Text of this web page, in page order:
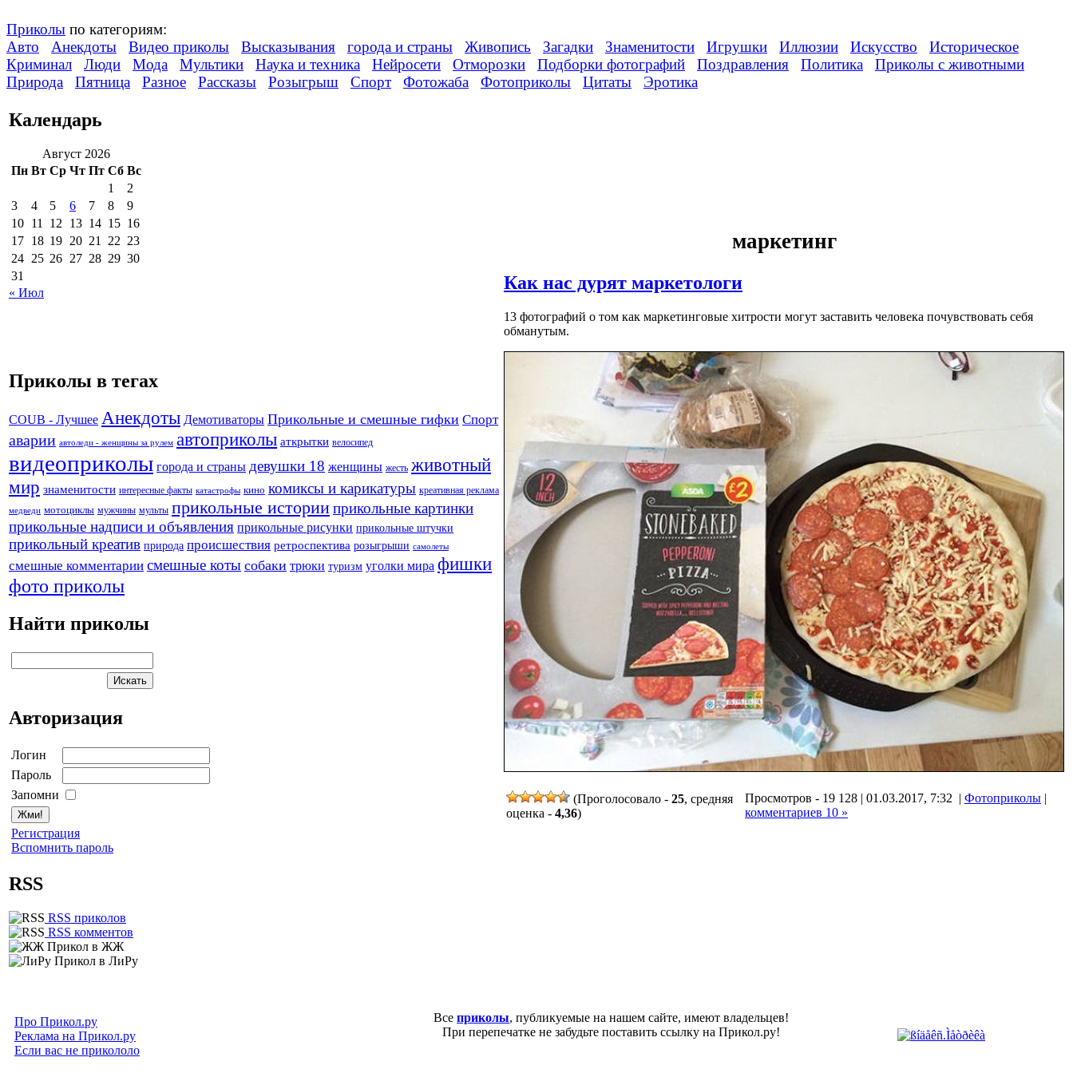
Приколы по категориям:
Авто
Анекдоты Видео приколы Высказывания города и страны Живопись Загадки Знаменитости Игрушки Иллюзии Искусство
Историческое
Криминал
Люди Мода Мультики Наука и техника Нейросети Отморозки Подборки фотографий Поздравления Политика
Приколы с животными
Природа
Пятница Разное Рассказы Розыгрыш Спорт Фотожаба Фотоприколы Цитаты Эротика
Календарь
Август 2026
Пн Вт Ср Чт Пт Сб Вс
1
2
3
4 5 6 7 8
9
10 11 12 13 14 15 16
17 18 19 20 21 22 23
24 25 26 27 28 29 30
31
« Июл
Приколы в тегах
COUB - Лучшее Анекдоты Демотиваторы Прикольные и смешные гифки Спорт
аварии автоледи - женщины за рулем автоприколы аткрытки велосипед
видеоприколы города и страны девушки 18 женщины жесть животный
мир знаменитости интересные факты катастрофы кино комиксы и карикатуры креативная реклама
медведи мотоциклы мужчины мульты прикольные историиприкольные картинки
прикольные надписи и объявления прикольные рисунки прикольные штучки
прикольный креатив природа происшествия ретроспектива розыгрыши самолеты
смешные комментарии смешные коты собаки трюки туризм уголки мира фишки
фото приколы
Найти приколы
Авторизация
Логин
Пароль
Запомни
Регистрация
Вспомнить пароль
RSS
RSS приколов
RSS комментов
Прикол в ЖЖ
Прикол в ЛиРу
маркетинг
Как нас дурят маркетологи
13 фотографий о том как маркетинговые хитрости могут заставить человека почувствовать себя
обманутым.
(Проголосовало - 25, средняя
оценка - 4,36)
Просмотров - 19 128 | 01.03.2017, 7:32 | Фотоприколы |
комментариев 10 »
Про Прикол.ру
Реклама на Прикол.ру
Если вас не прикололо
Все приколы, публикуемые на нашем сайте, имеют владельцев!
При перепечатке не забудьте поставить ссылку на Прикол.ру!